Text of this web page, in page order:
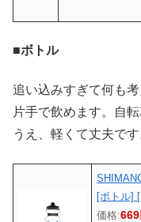
■ボトル
追い込みすぎて何も
片手で飲めます。自
うえ、軽くて丈夫です
[ボトル]
価格:669